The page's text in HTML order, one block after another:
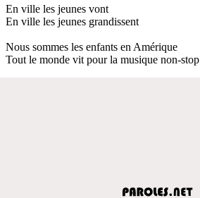
En ville les jeunes vont
En ville les jeunes grandissent
Nous sommes les enfants en Amérique
Tout le monde vit pour la musique non-stop